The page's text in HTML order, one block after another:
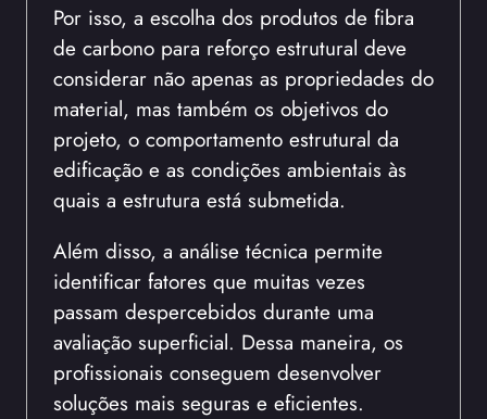
Por isso, a escolha dos produtos de fibra
de carbono para reforço estrutural deve
considerar não apenas as propriedades do
material, mas também os objetivos do
projeto, o comportamento estrutural da
edificação e as condições ambientais às
quais a estrutura está submetida.
Além disso, a análise técnica permite
identificar fatores que muitas vezes
passam despercebidos durante uma
avaliação superficial. Dessa maneira, os
profissionais conseguem desenvolver
soluções mais seguras e eficientes.